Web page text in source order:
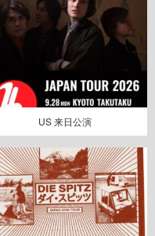
US 来日公演